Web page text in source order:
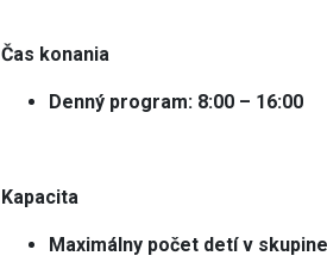
Čas konania
Denný program: 8:00 – 16:00
Kapacita
Maximálny počet detí v